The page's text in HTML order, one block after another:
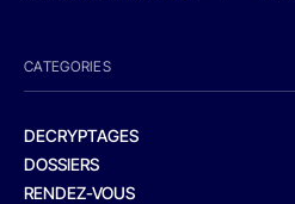
CATEGORIES
DECRYPTAGES
DOSSIERS
RENDEZ-VOUS